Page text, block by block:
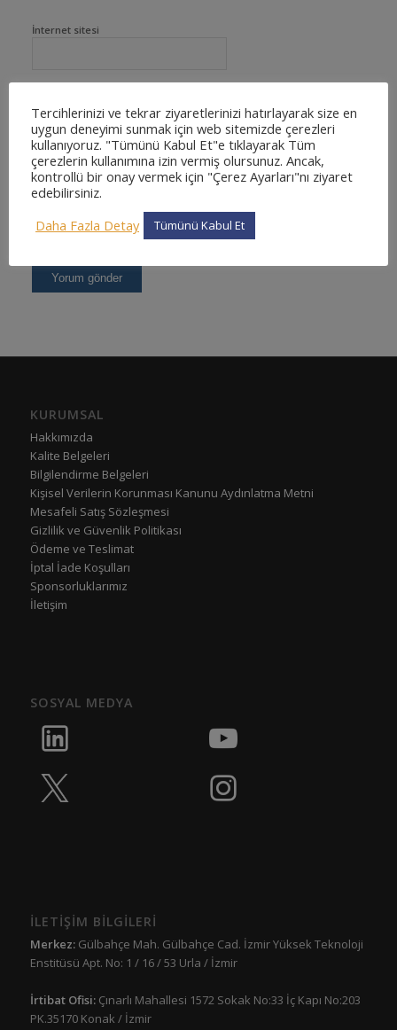
İnternet sitesi
KURUMSAL
Hakkımızda
Kalite Belgeleri
Bilgilendirme Belgeleri
Kişisel Verilerin Korunması Kanunu Aydınlatma Metni
Mesafeli Satış Sözleşmesi
Gizlilik ve Güvenlik Politikası
Ödeme ve Teslimat
İptal İade Koşulları
Sponsorluklarımız
İletişim
SOSYAL MEDYA
İLETİŞİM BİLGİLERİ
Merkez:Gülbahçe Mah. Gülbahçe Cad. İzmir Yüksek Teknoloji
Enstitüsü Apt. No: 1 / 16 / 53 Urla / İzmir
İrtibat Ofisi: Çınarlı Mahallesi 1572 Sokak No:33 İç Kapı No:203
PK.35170 Konak / İzmir
Tercihlerinizi ve tekrar ziyaretlerinizi hatırlayarak size en
uygun deneyimi sunmak için web sitemizde çerezleri
kullanıyoruz. "Tümünü Kabul Et"e tıklayarak Tüm
çerezlerin kullanımına izin vermiş olursunuz. Ancak,
kontrollü bir onay vermek için "Çerez Ayarları"nı ziyaret
edebilirsiniz.
Daha Fazla Detay
Tümünü Kabul Et